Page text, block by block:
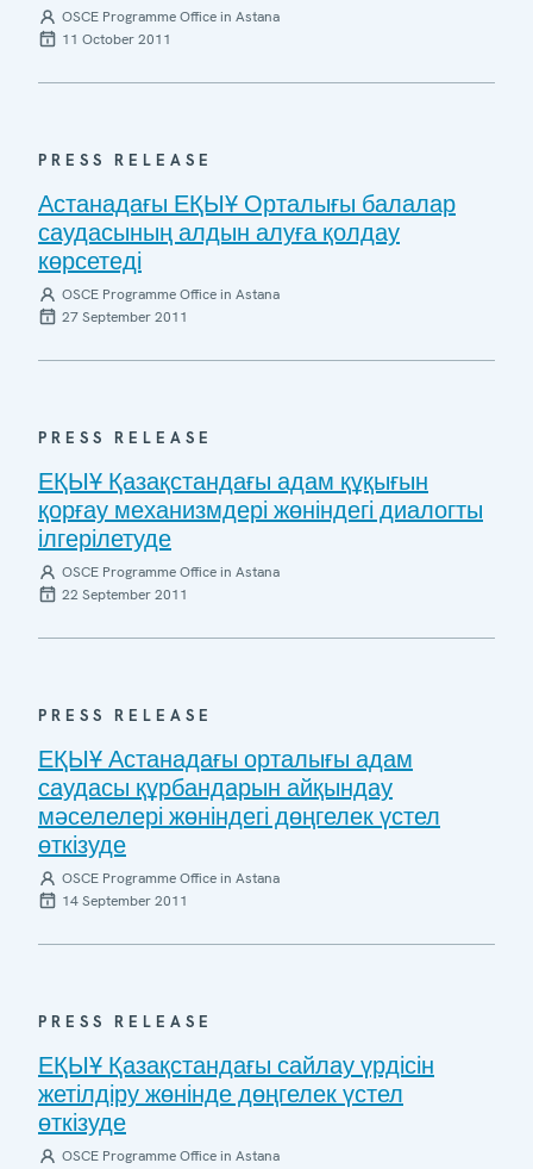
OSCE Programme Office in Astana
11 October 2011
PRESS RELEASE
Астанадағы ЕҚЫҰ Орталығы балалар
саудасының алдын алуға қолдау
көрсетеді
OSCE Programme Office in Astana
27 September 2011
PRESS RELEASE
ЕҚЫҰ Қазақстандағы адам құқығын
қорғау механизмдері жөніндегі диалогты
ілгерілетуде
OSCE Programme Office in Astana
22 September 2011
PRESS RELEASE
ЕҚЫҰ Астанадағы орталығы адам
саудасы құрбандарын айқындау
мәселелері жөніндегі дөңгелек үстел
өткізуде
OSCE Programme Office in Astana
14 September 2011
PRESS RELEASE
ЕҚЫҰ Қазақстандағы сайлау үрдісін
жетілдіру жөнінде дөңгелек үстел
өткізуде
OSCE Programme Office in Astana